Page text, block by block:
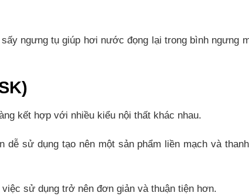
ngưng tụ giúp hơi nước đọng lại trong bình ngưng
kết hợp với nhiều kiểu nội thất khác nhau.
sử dụng tạo nên một sản phẩm liền mạch và
sử dụng trở nên đơn giản và thuận tiện hơn.